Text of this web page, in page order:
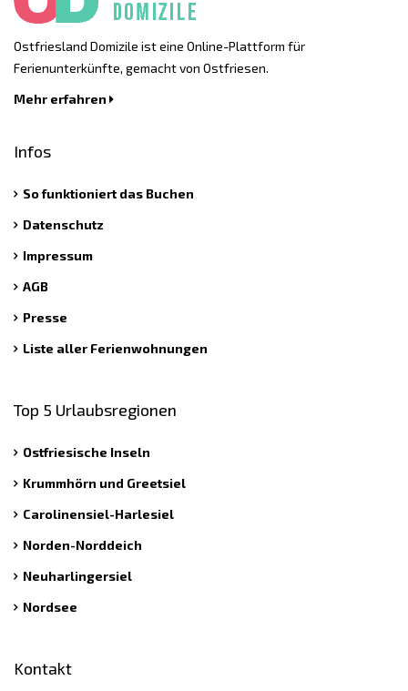
Ostfriesland Domizile ist eine Online-Plattform für
Ferienunterkünfte, gemacht von Ostfriesen.
Mehr erfahren
Infos
So funktioniert das Buchen
Datenschutz
Impressum
AGB
Presse
Liste aller Ferienwohnungen
Top 5 Urlaubsregionen
Ostfriesische Inseln
Krummhörn und Greetsiel
Carolinensiel-Harlesiel
Norden-Norddeich
Neuharlingersiel
Nordsee
Kontakt